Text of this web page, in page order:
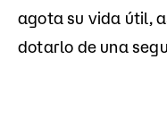
agota su vida útil,
dotarlo de una